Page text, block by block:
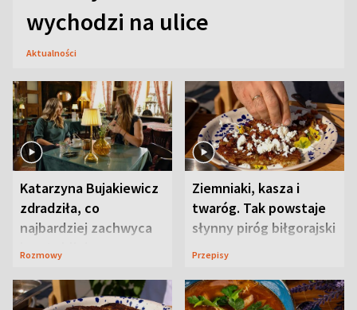
wychodzi na ulice
Aktualności
Katarzyna Bujakiewicz
zdradziła, co
najbardziej zachwyca
ją w Lublinie
Rozmowy
Ziemniaki, kasza i
twaróg. Tak powstaje
słynny piróg biłgorajski
Przepisy